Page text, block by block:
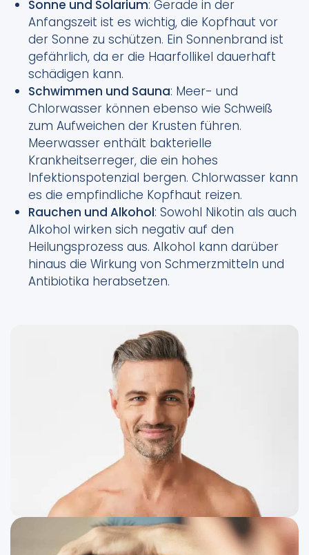
Sonne und Solarium: Gerade in der
Anfangszeit ist es wichtig, die Kopfhaut vor
der Sonne zu schützen. Ein Sonnenbrand ist
gefährlich, da er die Haarfollikel dauerhaft
schädigen kann.
Schwimmen und Sauna: Meer- und
Chlorwasser können ebenso wie Schweiß
zum Aufweichen der Krusten führen.
Meerwasser enthält bakterielle
Krankheitserreger, die ein hohes
Infektionspotenzial bergen. Chlorwasser kann
es die empfindliche Kopfhaut reizen.
Rauchen und Alkohol: Sowohl Nikotin als auch
Alkohol wirken sich negativ auf den
Heilungsprozess aus. Alkohol kann darüber
hinaus die Wirkung von Schmerzmitteln und
Antibiotika herabsetzen.